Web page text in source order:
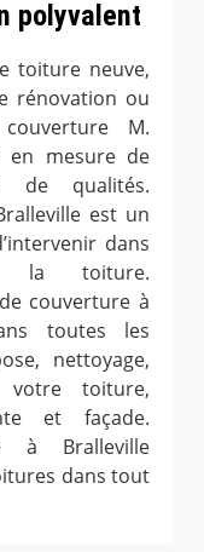
polyvalent
toiture neuve,
rénovation ou
M.
en mesure de
de qualités.
est un
dans
la toiture.
couverture à
toutes les
nettoyage,
votre toiture,
et façade.
à Bralleville
dans tout